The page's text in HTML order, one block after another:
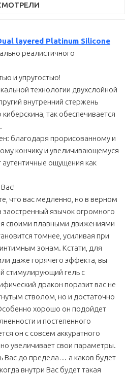
layered Platinum Silicone
реалистичного
и упругостью!
технологии двухслойной
внутренний стержень
так обеспечивается
благодаря прорисованному и
кончику и увеличивающемуся
ощущения как
что вас медленно, но в верном
заостренный язычок огромного
своими плавными движениями
томнее, усиливая при
зонам. Кстати, для
даже горячего эффекта, вы
стимулирующий гель с
дракон поразит вас не
стволом, но и достаточно
хорошо он подойдет
и постепенного
он с совсем аккуратного
увеличивает свои параметры.
Вас до предела… а каков будет
внутри Вас будет такая